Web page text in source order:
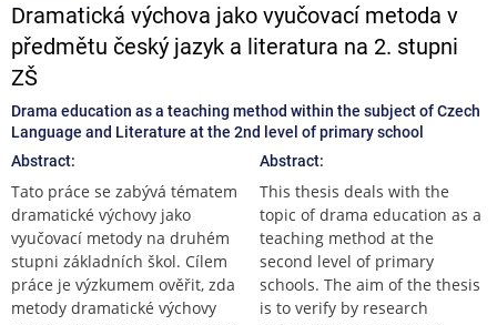
Dramatická výchova jako vyučovací metoda v
předmětu český jazyk a literatura na 2. stupni
ZŠ
Drama education as a teaching method within the subject of Czech
Language and Literature at the 2nd level of primary school
Abstract:
Tato práce se zabývá tématem
dramatické výchovy jako
vyučovací metody na druhém
stupni základních škol. Cílem
práce je výzkumem ověřit, zda
metody dramatické výchovy
Abstract:
This thesis deals with the
topic of drama education as a
teaching method at the
second level of primary
schools. The aim of the thesis
is to verify by research